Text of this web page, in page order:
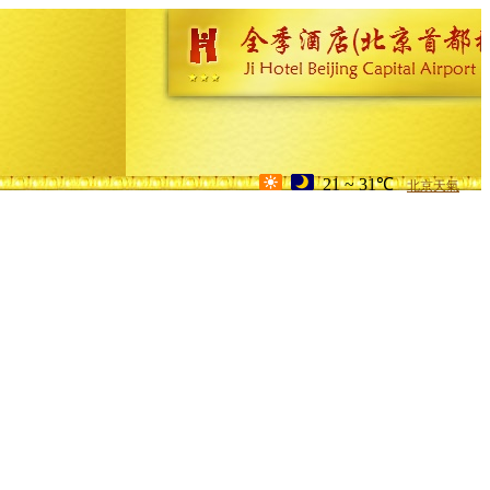
21 ~ 31℃ 北京天氣